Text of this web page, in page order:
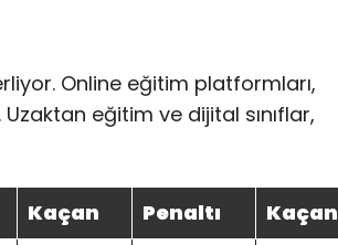
Online eğitim platformları,
eğitim ve dijital sınıflar,
Kaçan Penaltı
Kaçan